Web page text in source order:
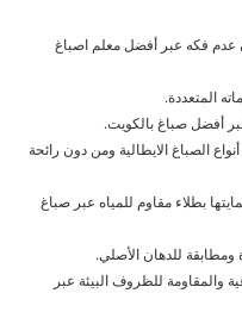
عدم فكه عبر أفضل معلم اصباغ
المتعددة.
أفضل صباغ بالكويت.
الصباغ الايطالية ومن دون رائحة
بطلاء مقاوم للمياه عبر صباغ
للدهان الأصلي.
والمقاومة للظروف البيئة عبر